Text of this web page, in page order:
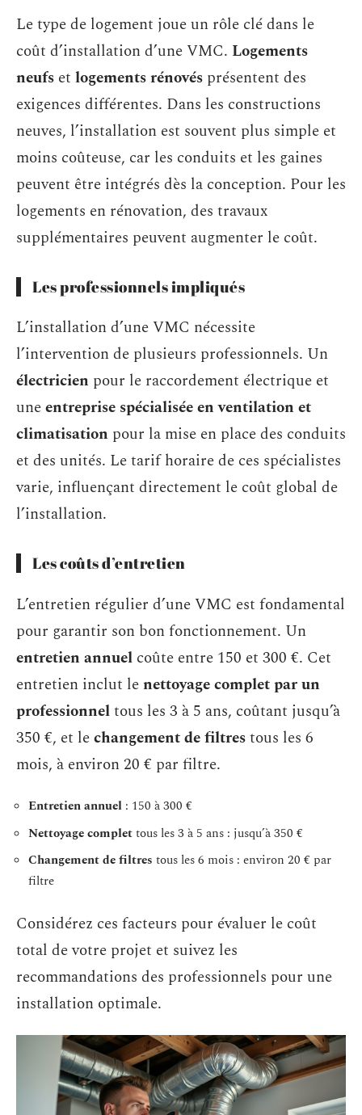
Le type de logement joue un rôle clé dans le
coût d’installation d’une VMC. Logements
neufs et logements rénovés présentent des
exigences différentes. Dans les constructions
neuves, l’installation est souvent plus simple et
moins coûteuse, car les conduits et les gaines
peuvent être intégrés dès la conception. Pour les
logements en rénovation, des travaux
supplémentaires peuvent augmenter le coût.
Les professionnels impliqués
L’installation d’une VMC nécessite
l’intervention de plusieurs professionnels. Un
électricien pour le raccordement électrique et
uneentreprise spécialisée en ventilation et
climatisation pour la mise en place des conduits
et des unités. Le tarif horaire de ces spécialistes
varie, influençant directement le coût global de
l’installation.
Les coûts d’entretien
L’entretien régulier d’une VMC est fondamental
pour garantir son bon fonctionnement. Un
entretien annuel coûte entre 150 et 300 €. Cet
entretien inclut lenettoyage complet par un
professionneltous les 3 à 5 ans, coûtant jusqu’à
350 €, et lechangement de filtrestous les 6
mois, à environ 20 € par filtre.
Entretien annuel : 150 à 300 €
Nettoyage complettous les 3 à 5 ans : jusqu’à 350 €
Changement de filtres tous les 6 mois : environ 20 € par
filtre
Considérez ces facteurs pour évaluer le coût
total de votre projet et suivez les
recommandations des professionnels pour une
installation optimale.